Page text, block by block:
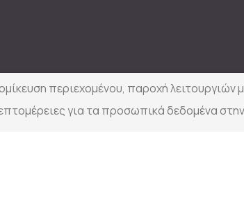
Φτερά &
περιεχομένου, παροχή
για τα προσωπικά δεδομένα